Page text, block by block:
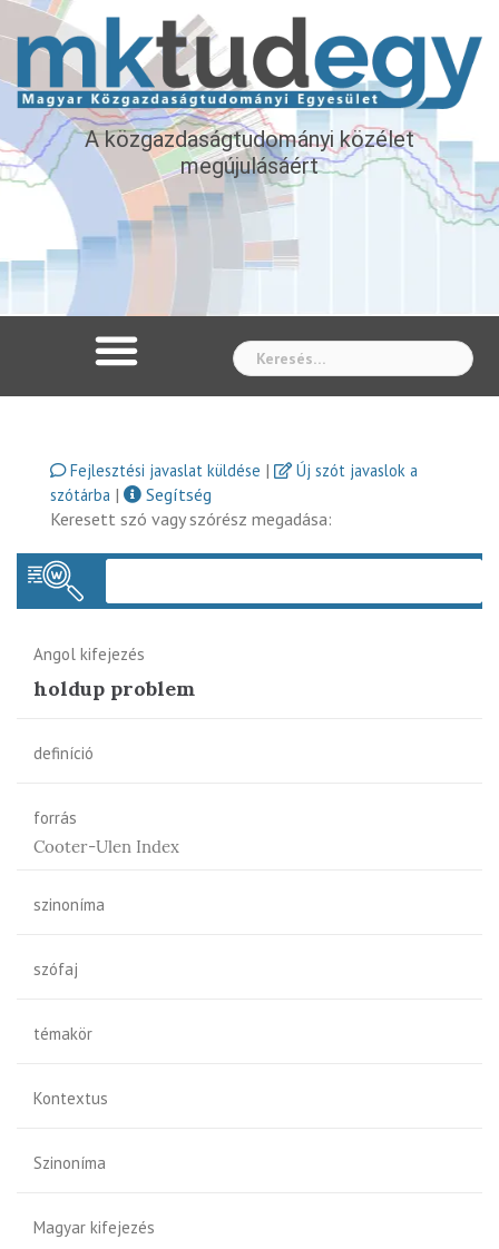
A közgazdaságtudományi közélet
megújulásáért
Fejlesztési javaslat küldése |
Új szót javaslok a
szótárba |
Segítség
Keresett szó vagy szórész megadása:
Angol kifejezés
holdup problem
definíció
forrás
Cooter-Ulen Index
szinoníma
szófaj
témakör
Kontextus
Szinoníma
Magyar kifejezés